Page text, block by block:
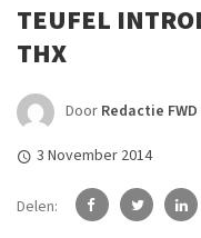
TEUFEL
THX
Door Redactie
3 November 2014
Delen: